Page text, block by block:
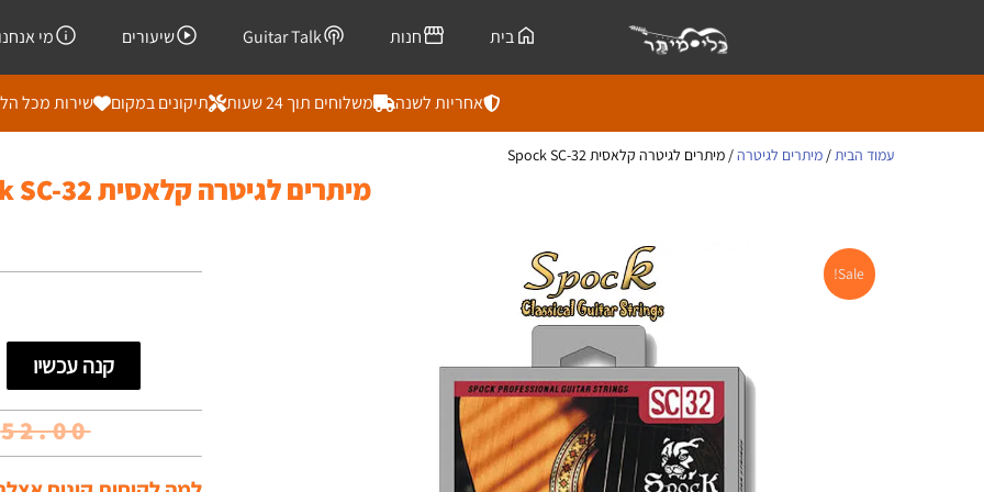
בית חנות Guitar Talk שיעורים מי אנחנו
אחריות לשנה משלוחים תוך 24 שעות תיקונים במקום שירות מכל
עמוד הבית/ מיתרים לגיטרה/ מיתרים לגיטרה קלאסית Spock SC-32
Sale!
מיתרים לגיטרה קלאסית Spock SC-32
קנה עכשיו
52.00